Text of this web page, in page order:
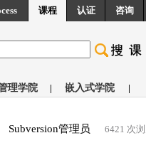
课程 认证 咨询
理学院 | 嵌入式学院 |
Subversion管理员 6421 次